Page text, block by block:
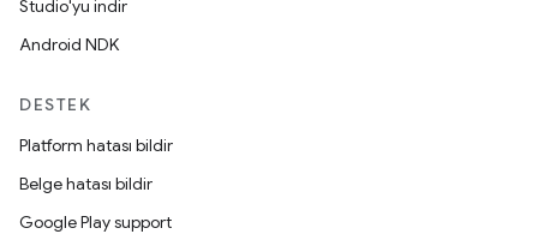
Studio'yu indir
Android NDK
DESTEK
Platform hatası bildir
Belge hatası bildir
Google Play support